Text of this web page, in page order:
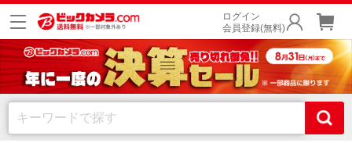
ログイン
会員登録(無料)